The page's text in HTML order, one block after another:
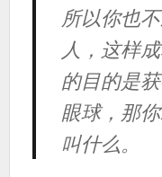
所以你也
人，这样
的目的是
眼球，那
叫什么。